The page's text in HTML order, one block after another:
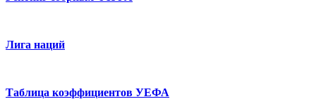
Лига наций
Таблица коэффициентов УЕФА